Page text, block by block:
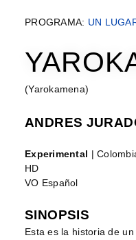
PROGRAMA: UN
(Yarokamena)
ANDRES
Experimental
|
HD
VO Español
SINOPSIS
Esta es la historia de